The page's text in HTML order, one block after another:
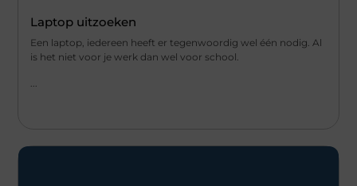
Laptop uitzoeken
Een laptop, iedereen heeft er tegenwoordig wel één nodig. Al
is het niet voor je werk dan wel voor school.